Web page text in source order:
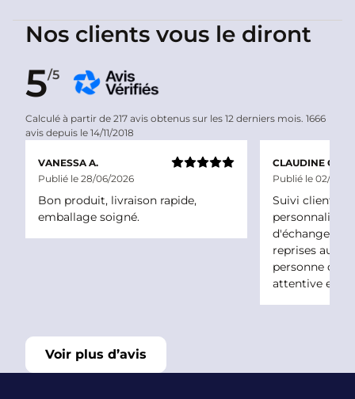
Nos clients vous le diront
5/5
Calculé à partir de 217 avis obtenus sur les 12 derniers mois. 1666
avis depuis le 14/11/2018
VANESSA A.
Publié le 28/06/2026
Bon produit, livraison rapide,
emballage soigné.
CLAUDINE C.
Publié le 02/06/
Suivi client
personnalisé
d'échanger à
reprises au
personne de
attentive et
Voir plus d’avis